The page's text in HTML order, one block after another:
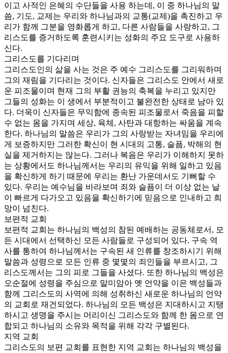
이고 사적인 은혜의 수단들을 사용 하는데, 이 중 하나님의 말
씀, 기도, 교제는 우리와 하나님과의 교통(교제)을 촉진하고 우
리가 함께 그분을 영화롭게 하고, 다른 사람들을 사랑하고, 그
리스도를 증거하도록 훈련시키는 성화의 주요 도구로 사용하
신다.
그리스도를 기다리며
그리스도인의 삶을 사는 것은 주 예수 그리스도를 그리워하며
그의 재림을 기다리는 것이다. 신자들은 그리스도 안에서 새로
운 피조물이며 현재 그의 부활 권능의 축복을 누리고 있지만
그들의 성화는 이 생에서 부분적이고 불완전한 상태로 남아 있
다. 더욱이 신자들은 무익함에 종속된 피조물로서 죽음을 피할
수 없는 몸을 가지며 세상, 육체, 사탄과 대항하는 싸움을 계속
한다. 하나님의 말씀은 우리가 그의 사랑받는 자녀임을 우리에
게 보증하지만 그러한 확신이 현 시대의 고통, 슬픔, 박해의 현
실을 제거하지는 않는다. 그러나 복음은 우리가 이해하지 못하
는 상황에서도 하나님께서는 우리의 유익을 위해 일하고 있음
을 확신하게 하기 때문에 우리는 환난 가운데서도 기뻐할 수
있다. 우리는 예수님을 바라보며 죄와 슬픔이 더 이상 없는 날
이 빠르게 다가오고 있음을 확신하기에 믿음으로 인내하고 희
망이 넘친다.
보편적 교회
보편적 교회는 하나님의 백성의 참된 예배하는 공동체로서, 모
든 시대에서 선택하신 모든 사람들로 구성되어 있다. 구속 역
사를 통하여 하나님께서는 구속된 새 인류를 창조하시기 위해
말씀과 성령으로 모든 인류 중 몇몇의 죄인들을 부르시고, 그
리스도께서는 그의 피로 그들을 사셨다. 또한 하나님의 백성은
오순절에 성령을 주심으로 말미암아 옛 언약을 이은 백성들과
함께 그리스도의 사역에 의해 성취하신 새로운 하나님의 언약
의 교회로 재건되었다. 하나님의 모든 백성은 지대하시고 지탱
하시고 생명을 주시는 머리이신 그리스도와 함께 한 몸으로 연
합되고 하나님의 소유와 목적을 위해 각각 구별된다.
지역 교회
그리스도의 보편 교회를 표현한 지역 교회는 하나님의 백성을